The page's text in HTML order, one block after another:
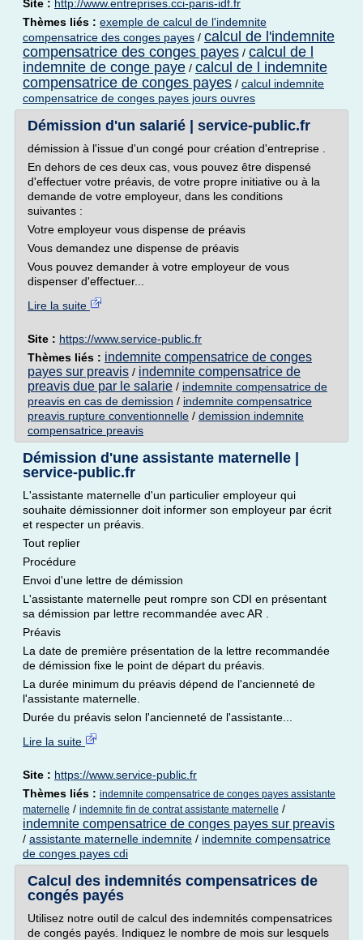
Site : http://www.entreprises.cci-paris-idf.fr
Thèmes liés : exemple de calcul de l'indemnite
compensatrice des conges payes / calcul de l'indemnite
compensatrice des conges payes / calcul de l
indemnite de conge paye / calcul de l indemnite
compensatrice de conges payes / calcul indemnite
compensatrice de conges payes jours ouvres
Démission d'un salarié | service-public.fr
démission à l'issue d'un congé pour création d'entreprise .
En dehors de ces deux cas, vous pouvez être dispensé
d'effectuer votre préavis, de votre propre initiative ou à la
demande de votre employeur, dans les conditions
suivantes :
Votre employeur vous dispense de préavis
Vous demandez une dispense de préavis
Vous pouvez demander à votre employeur de vous
dispenser d'effectuer...
Lire la suite
Site : https://www.service-public.fr
Thèmes liés : indemnite compensatrice de conges
payes sur preavis / indemnite compensatrice de
preavis due par le salarie / indemnite compensatrice de
preavis en cas de demission / indemnite compensatrice
preavis rupture conventionnelle / demission indemnite
compensatrice preavis
Démission d'une assistante maternelle |
service-public.fr
L'assistante maternelle d'un particulier employeur qui
souhaite démissionner doit informer son employeur par écrit
et respecter un préavis.
Tout replier
Procédure
Envoi d'une lettre de démission
L'assistante maternelle peut rompre son CDI en présentant
sa démission par lettre recommandée avec AR .
Préavis
La date de première présentation de la lettre recommandée
de démission fixe le point de départ du préavis.
La durée minimum du préavis dépend de l'ancienneté de
l'assistante maternelle.
Durée du préavis selon l'ancienneté de l'assistante...
Lire la suite
Site : https://www.service-public.fr
Thèmes liés : indemnite compensatrice de conges payes assistante
maternelle / indemnite fin de contrat assistante maternelle /
indemnite compensatrice de conges payes sur preavis
/ assistante maternelle indemnite / indemnite compensatrice
de conges payes cdi
Calcul des indemnités compensatrices de
congés payés
Utilisez notre outil de calcul des indemnités compensatrices
de congés payés. Indiquez le nombre de mois sur lesquels